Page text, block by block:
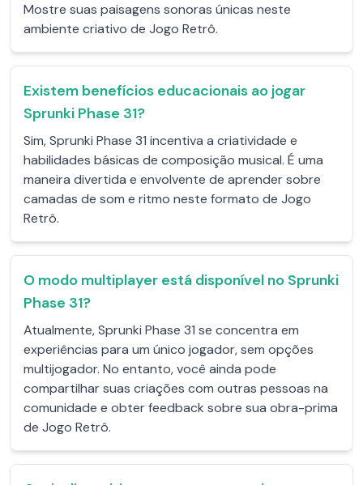
Mostre suas paisagens sonoras únicas neste
ambiente criativo de Jogo Retrô.
Existem benefícios educacionais ao jogar
Sprunki Phase 31?
Sim, Sprunki Phase 31 incentiva a criatividade e
habilidades básicas de composição musical. É uma
maneira divertida e envolvente de aprender sobre
camadas de som e ritmo neste formato de Jogo
Retrô.
O modo multiplayer está disponível no Sprunki
Phase 31?
Atualmente, Sprunki Phase 31 se concentra em
experiências para um único jogador, sem opções
multijogador. No entanto, você ainda pode
compartilhar suas criações com outras pessoas na
comunidade e obter feedback sobre sua obra-prima
de Jogo Retrô.